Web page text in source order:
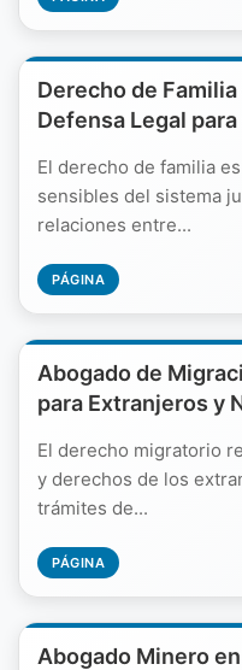
Derecho de
Defensa Legal
El derecho de familia
sensibles del sistema
relaciones entre...
PÁGINA
Abogado de
para Extranjeros y
El derecho migratorio
y derechos de los
trámites de...
PÁGINA
Abogado Minero